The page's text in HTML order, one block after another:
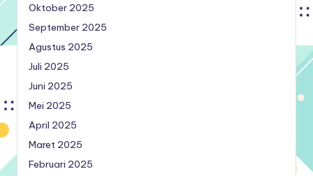
Oktober 2025
September 2025
Agustus 2025
Juli 2025
Juni 2025
Mei 2025
April 2025
Maret 2025
Februari 2025